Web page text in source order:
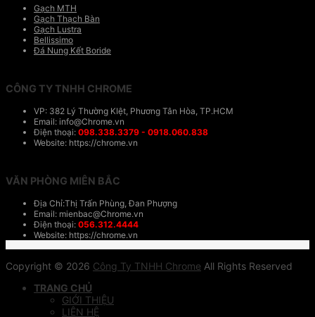
Gạch MTH
Gạch Thạch Bàn
Gạch Lustra
Bellissimo
Đá Nung Kết Boride
CÔNG TY TNHH CHROME
VP: 382 Lý Thường KIệt, Phương Tân Hòa, TP.HCM
Email: info@Chrome.vn
Điện thoại: 098.338.3379 - 0918.060.838
Website: https://chrome.vn
VĂN PHÒNG MIÊN BẮC
Địa Chỉ:Thị Trấn Phùng, Đan Phượng
Email: mienbac@Chrome.vn
Điện thoại: 056.312.4444
Website: https://chrome.vn
Copyright © 2026 Công Ty TNHH Chrome All Rights Reserved
TRANG CHỦ
GIỚI THIỆU
LIÊN HỆ